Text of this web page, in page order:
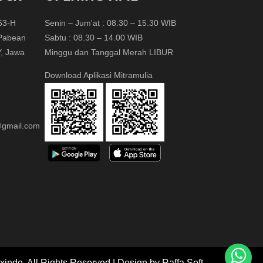
H
Jawa
Senin – Jum'at : 08.30 – 15.30 WIB
Sabtu : 08.30 – 14.00 WIB
Minggu dan Tanggal Merah LIBUR
Download Aplikasi Mitramulia